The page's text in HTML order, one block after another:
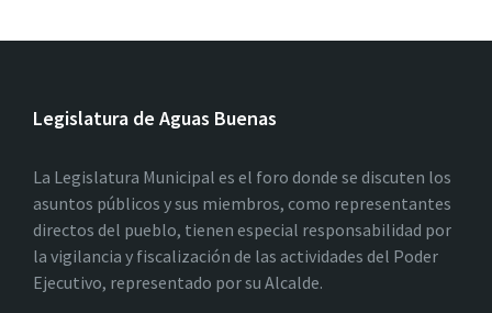
Legislatura de Aguas Buenas
La Legislatura Municipal es el foro donde se discuten los
asuntos públicos y sus miembros, como representantes
directos del pueblo, tienen especial responsabilidad por
la vigilancia y fiscalización de las actividades del Poder
Ejecutivo, representado por su Alcalde.